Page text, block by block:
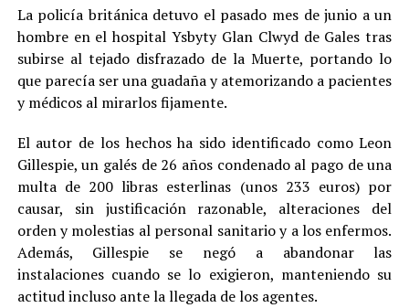
La policía británica detuvo el pasado mes de junio a un
hombre en el hospital Ysbyty Glan Clwyd de Gales tras
subirse al tejado disfrazado de la Muerte, portando lo
que parecía ser una guadaña y atemorizando a pacientes
y médicos al mirarlos fijamente.
El autor de los hechos ha sido identificado como Leon
Gillespie, un galés de 26 años condenado al pago de una
multa de 200 libras esterlinas (unos 233 euros) por
causar, sin justificación razonable, alteraciones del
orden y molestias al personal sanitario y a los enfermos.
Además, Gillespie se negó a abandonar las
instalaciones cuando se lo exigieron, manteniendo su
actitud incluso ante la llegada de los agentes.